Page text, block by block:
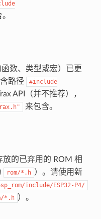
数、类型或宏）已更
路径
#include
API（并不推荐），
来包含。
放的已弃用的 ROM 相
rom/*.h ）。请使用新
include/ESP32-P4/
*.h ）。